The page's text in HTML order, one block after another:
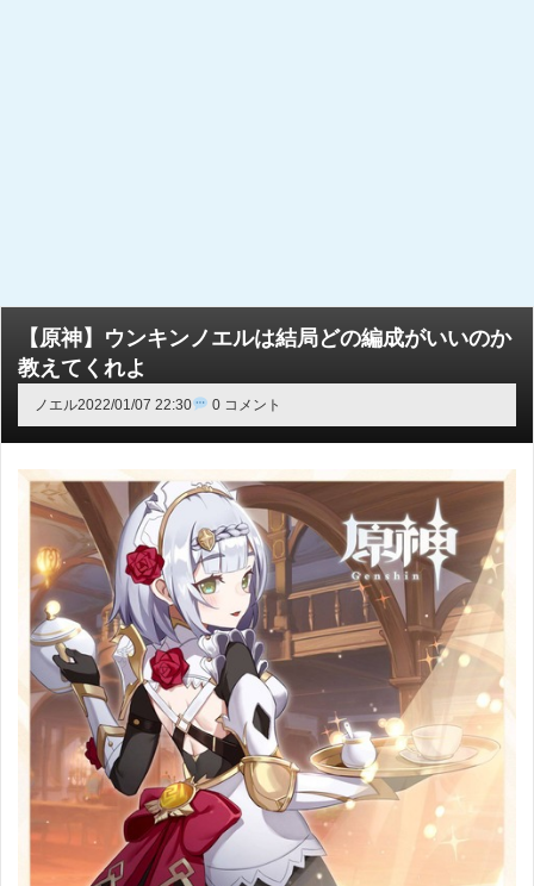
【原神】ウンキンノエルは結局どの編成がいいのか
教えてくれよ
ノエル2022/01/07 22:30 0 コメント